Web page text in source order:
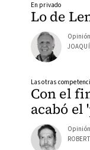
Lo de
En privado
Con el
acabó el
Las otras